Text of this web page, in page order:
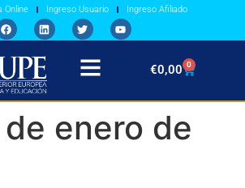
Online Ingreso Usuario Ingreso Afiliado
€0,00 0
de enero de